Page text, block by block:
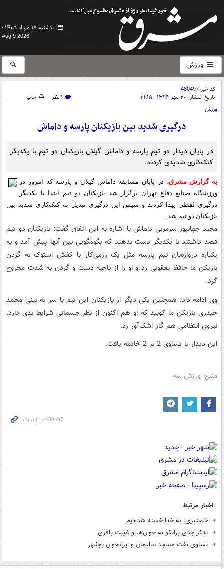
یکشنبه ۱۸ مرداد ۱۴۰۵ -
Aug 9 2026
ورزش
کد خبر480497
تاریخ انتشار: ۲۰ مهر ۱۳۹۴ - ۱۹:۱۵ ۱ نظر
چاپ
ورزش
درگیری شدید بین بازیکنان پارسه و داماش
در پایان دیدار دو تیم پارسه و داماش گیلان بازیکنان دو تیم با یکدیگر
کتک‌کاری شدیدی کردند.
به گزارش مشرق، در پایان مسابقه داماش گیلان و پارسه که امروز در
ورزشگاه صنایع دفاع تهران برگزار شد بازیکنان دو تیم ابتدا با یکدیگر
درگیری لفظی پیدا کردند و سپس این درگیری تبدیل به کتک‌کاری شدید بین
بازیکنان دو تیم شد.
مجید جهانپور سرمربی داماش با اشاره به این اتفاق گفت: بازیکنان دو تیم
قصد داشتند با یکدیگر دست بدهند که بگومگویی بین آنها پیش آمد و به
یکباره دروازه‌بان تیم پارسه مثل یک رزمی‌کار با کفش استوک به گردن
بازیکن ما حافظ یعقوبی زد و او را از ناحیه دست و گردن به شدت مجروح
کرد.
وی ادامه داد: همچنین یکی دیگر از بازیکنان این تیم با سر به بینی محمد
حیدری بازیکن ما کوبید که او هم اکنون از نظر جسمانی شرایط بدی دارد.
نیروی انتظامی هم گاز اشک‌آور زد.
این دیدار با تساوی 2 بر 2 خاتمه یافت.
منبع: ورزش سه
اخبار مرتبط
خلعتبری: به خدا خسته شده‌ایم
تذکر جدی برانکو به جوان‌ها و غیبت باقری
تساوی نفت مسجد سلیمان و ایرانجوان بوشهر